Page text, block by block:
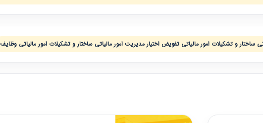
و تشکیلات امور مالیاتی تفویض اختیار مدیریت امور مالیاتی ساختار و تشکیلات امور مالیاتی وظایف